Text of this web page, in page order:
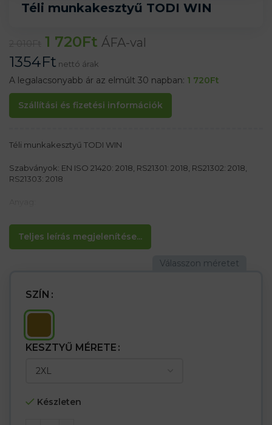
Téli munkakesztyű TODI WIN
1 720Ft ÁFA-val
1354Ft nettó árak
A legalacsonyabb ár az elmúlt 30 napban: 1 720Ft
Szállítási és fizetési információk
Teljes leírás megjelenítése...
Téli munkakesztyű TODI WIN
Szabványok: EN ISO 21420: 2018, RS21301: 2018, RS21302: 2018,
RS21303: 2018
Tulajdonságok:
– A tenyérrész egy bőrdarabból készül, amely jobb tartósságot
biztosít
– Belül a bemelegítő szőrmével. – Építőiparban és
SZÍN
KESZTYŰ MÉRETE
Készleten